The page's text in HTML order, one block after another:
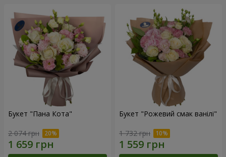
Букет "Пана Кота"
2 074 грн
Букет "Рожевий смак ванілі"
1 732 грн